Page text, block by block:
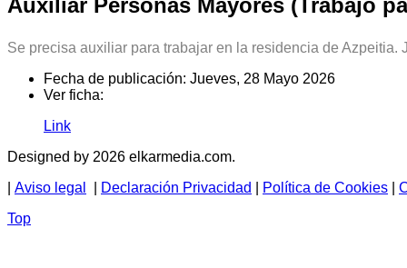
Auxiliar Personas Mayores (Trabajo
Se precisa auxiliar para trabajar en la residencia de
Fecha de publicación: Jueves, 28 Mayo 2026
Ver ficha:
Link
Designed by 2026 elkarmedia.com.
Aviso legal Declaración Privacidad Política de Cookies
Top